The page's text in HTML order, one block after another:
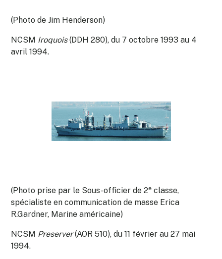
(Photo de Jim Henderson)
NCSM Iroquois(DDH 280), du 7 octobre 1993 au 4
avril 1994.
(Photo prise par le Sous-officier de 2e classe,
spécialiste en communication de masse Erica
R.Gardner, Marine américaine)
NCSM Preserver(AOR 510), du 11 février au 27 mai
1994.